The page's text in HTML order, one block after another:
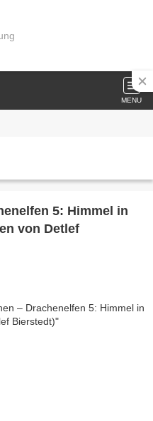
MENU
5: Himmel in
von Detlef